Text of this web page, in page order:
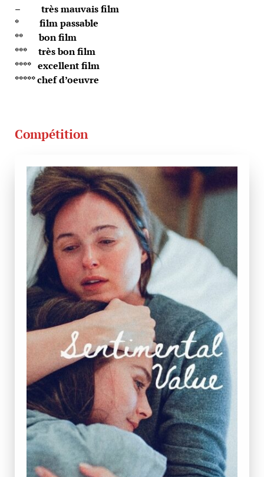
– très mauvais film
* film passable
** bon film
*** très bon film
**** excellent film
***** chef d’oeuvre
Compétition